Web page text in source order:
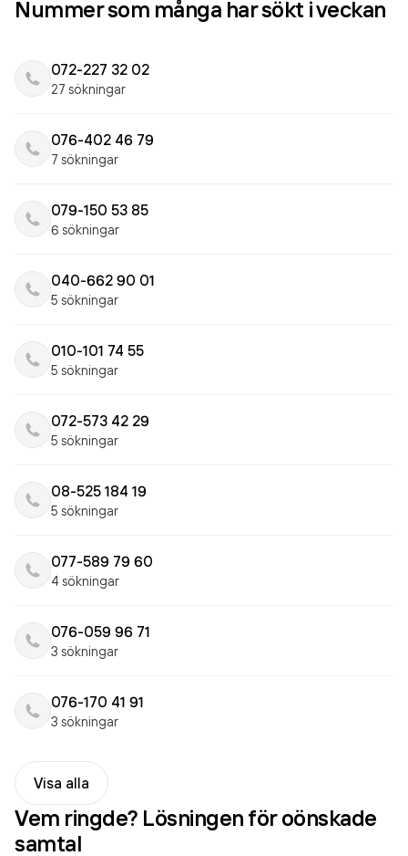
Nummer som många har sökt i veckan
072-227 32 02
27 sökningar
076-402 46 79
7 sökningar
079-150 53 85
6 sökningar
040-662 90 01
5 sökningar
010-101 74 55
5 sökningar
072-573 42 29
5 sökningar
08-525 184 19
5 sökningar
077-589 79 60
4 sökningar
076-059 96 71
3 sökningar
076-170 41 91
3 sökningar
Visa alla
Vem ringde? Lösningen för oönskade
samtal